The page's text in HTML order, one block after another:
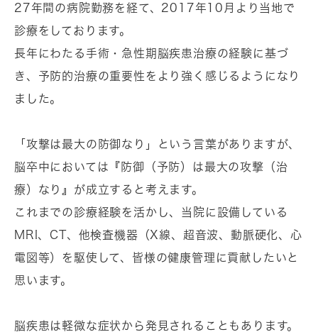
27年間の病院勤務を経て、2017年10月より当地で
診療をしております。
長年にわたる手術・急性期脳疾患治療の経験に基づ
き、予防的治療の重要性をより強く感じるようになり
ました。
「攻撃は最大の防御なり」という言葉がありますが、
脳卒中においては『防御（予防）は最大の攻撃（治
療）なり』が成立すると考えます。
これまでの診療経験を活かし、当院に設備している
MRI、CT、他検査機器（X線、超音波、動脈硬化、心
電図等）を駆使して、皆様の健康管理に貢献したいと
思います。
脳疾患は軽微な症状から発見されることもあります。